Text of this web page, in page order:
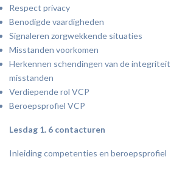
Respect privacy
Benodigde vaardigheden
Signaleren zorgwekkende situaties
Misstanden voorkomen
Herkennen schendingen van de
misstanden
Verdiepende rol VCP
Beroepsprofiel VCP
Lesdag 1. 6 contacturen
Inleiding competenties en beroepsprofiel